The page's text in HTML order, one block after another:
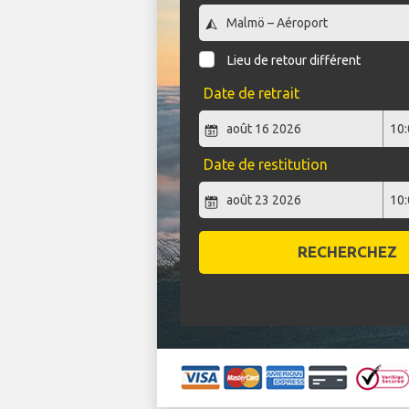
Lieu de retour différent
Date de retrait
Date de restitution
RECHERCHEZ